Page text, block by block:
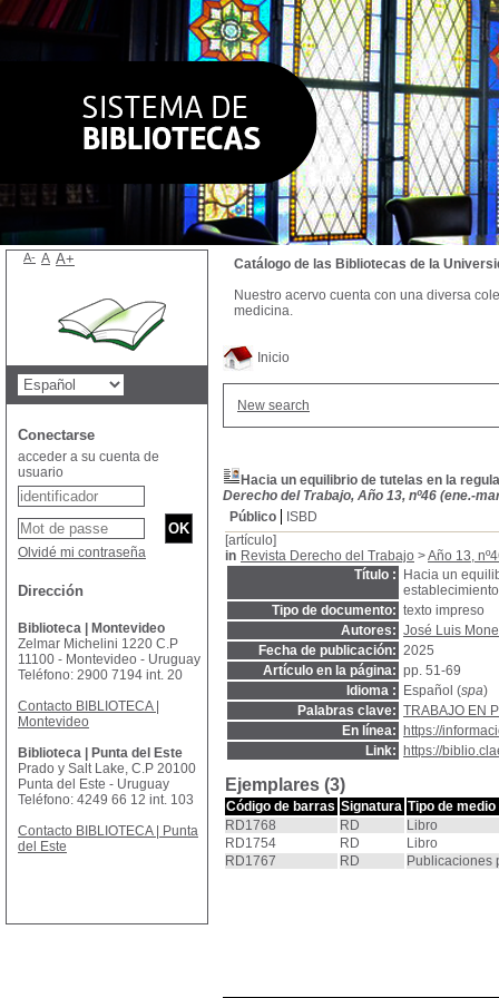
Inicio
New search
Hacia un equilibrio de tutelas en la
Derecho del Trabajo, Año 13, nº46 (ene.-
Público
ISBD
[artículo]
in Revista Derecho del Trabajo >Año 13,
Título :
Hacia un
Tipo de documento: texto impreso
Autores: José Luis
Fecha de publicación: 2025
Artículo en la página: pp. 51-69
Idioma :
Español (spa)
Palabras clave: TRABAJO EN
En línea:
https://
Link:
https://
Ejemplares (3)
Código de barras Signatura Tipo de medio
RD1768
RD
Libro
RD1754
RD
Libro
RD1767
RD Publicaciones
Catálogo de las Bibliotecas de la
Nuestro acervo cuenta con una diversa
medicina.
A- A A+
Conectarse
acceder a su cuenta de
usuario
Olvidé mi contraseña
Dirección
Biblioteca | Montevideo
Zelmar Michelini 1220 C.P
11100 - Montevideo - Uruguay
Teléfono: 2900 7194 int. 20
Contacto BIBLIOTECA |
Montevideo
Biblioteca | Punta del Este
Prado y Salt Lake, C.P 20100
Punta del Este - Uruguay
Teléfono: 4249 66 12 int. 103
Contacto BIBLIOTECA | Punta
del Este